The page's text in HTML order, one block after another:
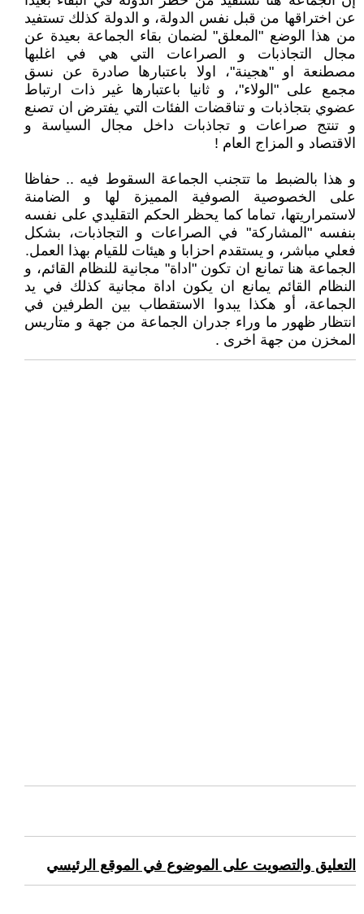
عن اختراقها من قبل نفس الدولة، و الدولة كذلك تستفيد
من هذا الوضع "المعلق" لضمان بقاء الجماعة بعيدة عن
مجال التجاذبات و الصراعات التي هي في اغلبها
مصطنعة او "هجينة"، اولا باعتبارها صادرة عن نسق
مجمع على "الولاء"، و ثانيا باعتبارها غير ذات ارتباط
عضوي بتجاذبات و تناقضات الفئات التي يفترض ان تصنع
و تنتج صراعات و تجاذبات داخل مجال السياسة و
الاقتصاد و المزاج العام !
و هذا بالضبط ما تتجنب الجماعة السقوط فيه .. حفاظا
على الخصوصية الصوفية المميزة لها و الضامنة
لاستمراريتها، تماما كما يحظر الحكم التقليدي على نفسه
بنفسه "المشاركة" في الصراعات و التجاذبات، بشكل
فعلي مباشر، و يستقدم احزابا و هيئات للقيام بهذا العمل.
الجماعة هنا تمانع ان تكون "اداة" مجانية للنظام القائم، و
النظام القائم يمانع ان يكون اداة مجانية كذلك في يد
الجماعة، أو هكذا يبدوا الاستقطاب بين الطرفين في
انتظار ظهور ما وراء جدران الجماعة من جهة و متاريس
المخزن من جهة اخرى .
التعليق والتصويت على الموضوع في الموقع الرئيسي